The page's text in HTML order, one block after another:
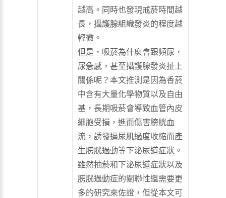
越高。同時也發現戒菸時間越
長，攝護腺組織發炎的程度越
輕微。
但是，吸菸為什麼會跟頻尿，
尿急感，甚至攝護腺發炎扯上
關係呢？本文推測是因為香菸
中含有大量化學物質以及自由
基，長期吸菸會導致血管內皮
細胞受損，進而傷害膀胱血
流，誘發逼尿肌過度收縮而產
生膀胱過動等下泌尿道症狀。
雖然抽菸和下泌尿道症狀以及
膀胱過動症的關聯性還需要更
多的研究來佐證，但從本文可